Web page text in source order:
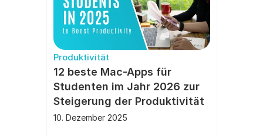
Produktivität
12 beste Mac-Apps für
Studenten im Jahr 2026 zur
Steigerung der Produktivität
10. Dezember 2025